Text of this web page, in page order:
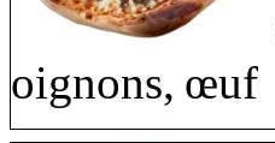
oignons, œuf